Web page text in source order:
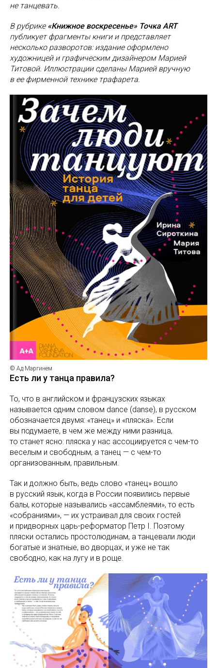
не танцевать.
В рубрике «Книжное воскресенье» Точка ART
публикует фрагменты книги и представляет
несколько разворотов: издание оформлено
художницей и графическим дизайнером Марией
Титовой. Иллюстрации сделаны Марией вручную
в ее фирменной технике трафарета.
© Ад Маргинем
Есть ли у танца правила?
То, что в английском и французских языках
называется одним словом dance (danse), в русском
обозначается двумя: «танец» и «пляска». Если
вы подумаете, в чем же между ними разница,
то станет ясно: пляска у нас ассоциируется с чем-то
веселым и свободным, а танец — с чем-то
организованным, правильным.
Так и должно быть, ведь слово «танец» вошло
в русский язык, когда в России появились первые
балы, которые назывались «ассамблеями», то есть
«собраниями», — их устраивал для своих гостей
и придворных царь-реформатор Петр I. Поэтому
пляски остались простолюдинам, а танцевали люди
богатые и знатные, во дворцах, и уже не так
свободно, как на лугу и в роще.